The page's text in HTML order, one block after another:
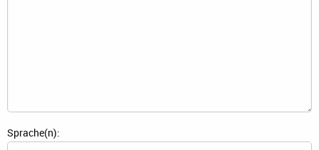
Sprache(n):